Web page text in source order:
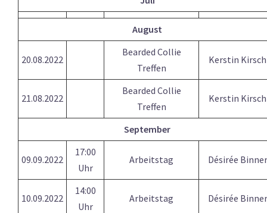
August
20.08.2022
Bearded Collie
Treffen
Kerstin Kirsch
21.08.2022
Bearded Collie
Treffen
Kerstin Kirsch
September
09.09.2022
17:00
Uhr
Arbeitstag Désirée Binner
10.09.2022
14:00
Uhr
Arbeitstag Désirée Binner